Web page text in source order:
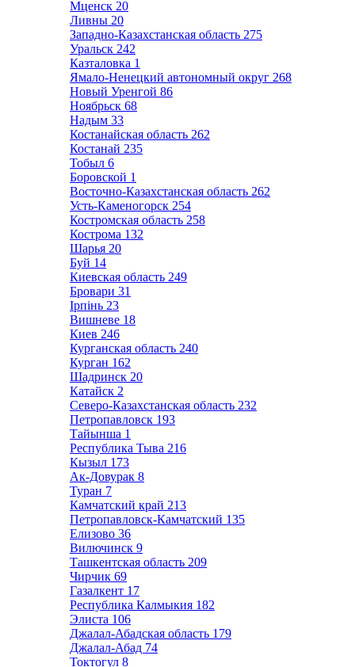
Мценск 20
Ливны 20
Западно-Казахстанская область 275
Уральск 242
Казталовка 1
Ямало-Ненецкий автономный округ 268
Новый Уренгой 86
Ноябрьск 68
Надым 33
Костанайская область 262
Костанай 235
Тобыл 6
Боровской 1
Восточно-Казахстанская область 262
Усть-Каменогорск 254
Костромская область 258
Кострома 132
Шарья 20
Буй 14
Киевская область 249
Бровари 31
Ірпінь 23
Вишневе 18
Киев 246
Курганская область 240
Курган 162
Шадринск 20
Катайск 2
Северо-Казахстанская область 232
Петропавловск 193
Тайынша 1
Республика Тыва 216
Кызыл 173
Ак-Довурак 8
Туран 7
Камчатский край 213
Петропавловск-Камчатский 135
Елизово 36
Вилючинск 9
Ташкентская область 209
Чирчик 69
Газалкент 17
Республика Калмыкия 182
Элиста 106
Джалал-Абадская область 179
Джалал-Абад 74
Токтогул 8